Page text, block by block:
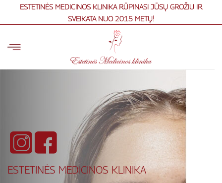
ESTETINĖS MEDICINOS KLINIKA RŪPINASI JŪSŲ GROŽIU IR
SVEIKATA NUO 2015 METŲ!
ESTETINĖS MEDICINOS KLINIKA